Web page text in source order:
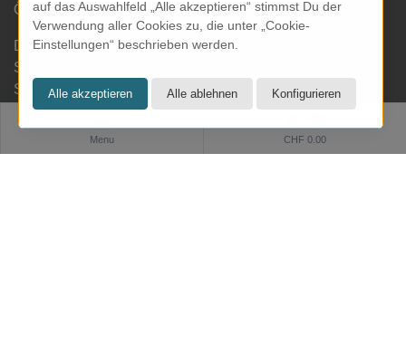
Menu CHF 0.00
Öffnungszeiten Laden:
Dienstag bis Freitag: 09.30 bis 18.00 Uhr
Samstag: 09.30 bis 17.00 Uhr
Sonntag & Montag geschlossen
auf das Auswahlfeld „Alle akzeptieren“ stimmst Du der
Verwendung aller Cookies zu, die unter „Cookie-
Einstellungen“ beschrieben werden.